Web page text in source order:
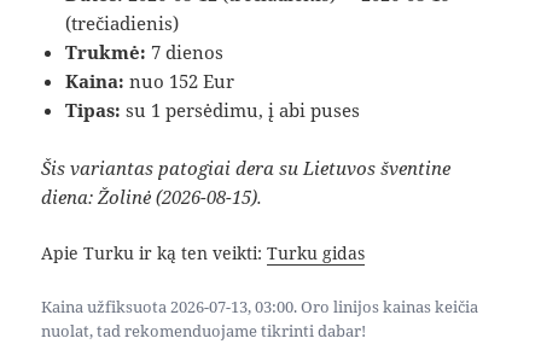
(trečiadienis)
Trukmė: 7 dienos
Kaina: nuo 152 Eur
Tipas: su 1 persėdimu, į abi puses
Šis variantas patogiai dera su Lietuvos šventine
diena: Žolinė (2026-08-15).
Apie Turku ir ką ten veikti:Turku gidas
Kaina užfiksuota 2026-07-13, 03:00. Oro linijos kainas keičia
nuolat, tad rekomenduojame tikrinti dabar!